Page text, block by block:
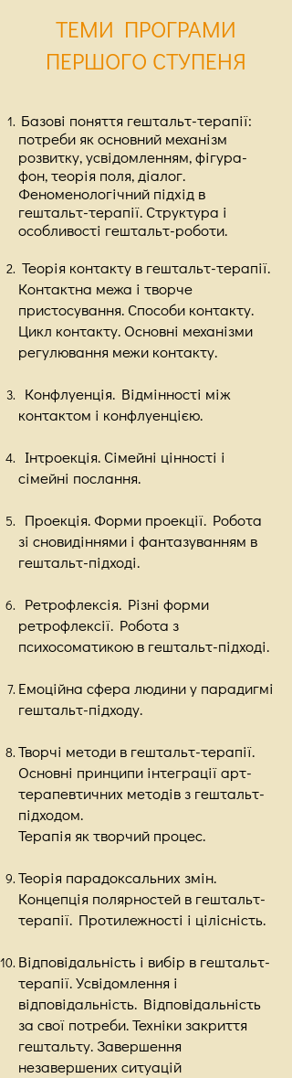
ТЕМИ ПРОГРАМИ
ПЕРШОГО СТУПЕНЯ
Базові поняття гештальт-терапії:
потреби як основний механізм
розвитку, усвідомленням, фігура-
фон, теорія поля, діалог.
Феноменологічний підхід в
гештальт-терапії. Структура і
особливості гештальт-роботи.
Теорія контакту в гештальт-терапії.
Контактна межа і творче
пристосування. Способи контакту.
Цикл контакту. Основні механізми
регулювання межи контакту.
Конфлуенція. Відмінності між
контактом і конфлуенцією.
Інтроекція. Сімейні цінності і
сімейні послання.
Проекція. Форми проекції. Робота
зі сновидіннями і фантазуванням в
гештальт-підході.
Ретрофлексія. Різні форми
ретрофлексії. Робота з
психосоматикою в гештальт-підході.
Емоційна сфера людини у парадигмі
гештальт-підходу.
Творчі методи в гештальт-терапії.
Основні принципи інтеграції арт-
терапевтичних методів з гештальт-
підходом.
Терапія як творчий процес.
Теорія парадоксальних змін.
Концепція полярностей в гештальт-
терапії. Протилежності і цілісність.
Відповідальність і вибір в гештальт-
терапії. Усвідомлення і
відповідальність. Відповідальність
за свої потреби. Техніки закриття
гештальту. Завершення
незавершених ситуацій